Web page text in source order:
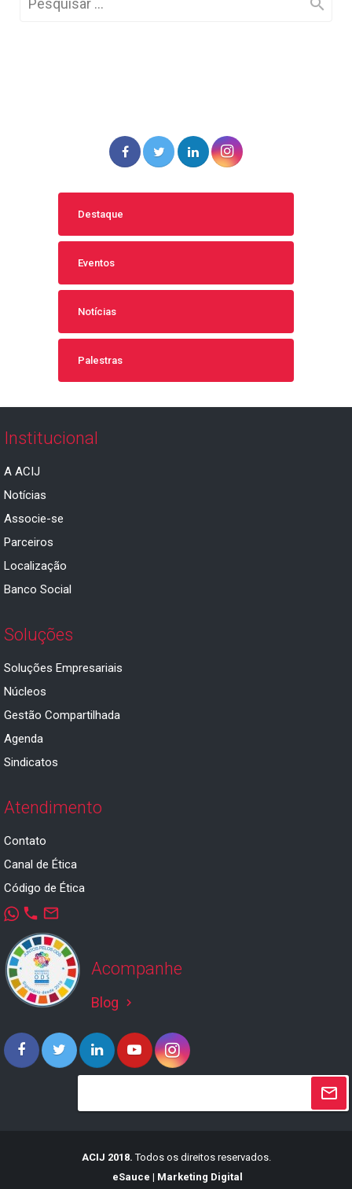
Destaque
Eventos
Notícias
Palestras
Institucional
A ACIJ
Notícias
Associe-se
Parceiros
Localização
Banco Social
Soluções
Soluções Empresariais
Núcleos
Gestão Compartilhada
Agenda
Sindicatos
Atendimento
Contato
Canal de Ética
Código de Ética
phone mail_outline
Acompanhe
Blog keyboard_arrow_right
ACIJ 2018. Todos os direitos reservados.
eSauce | Marketing Digital